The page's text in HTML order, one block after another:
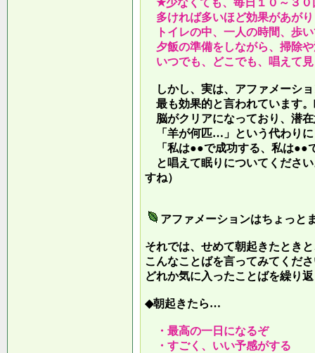
★少なくても、毎日１０～３０
多ければ多いほど効果があが
トイレの中、一人の時間、歩
夕飯の準備をしながら、掃除
いつでも、どこでも、唱えて
しかし、実は、アファメーシ
最も効果的と言われています
脳がクリアになっており、潜
「羊が何匹…」という代わりに
「私は●●で成功する、私は●●
と唱えて眠りについてくださ
すね）
アファメーションはちょっと
それでは、せめて朝起きたとき
こんなことばを言ってみてくだ
どれか気に入ったことばを繰り
◆朝起きたら…
・最高の一日になるぞ
・すごく、いい予感がする